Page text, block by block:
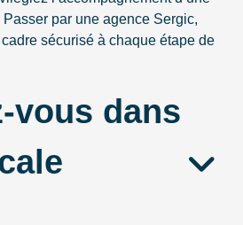
par une agence Sergic,
cadre sécurisé à chaque étape de
vous dans